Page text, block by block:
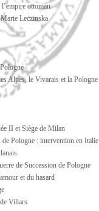
ottoman
Leczinska
Alpes, le Vivarais et la Pologne
II et Siège de Milan
Pologne : intervention en Italie
de Succession de Pologne
et du hasard
Villars